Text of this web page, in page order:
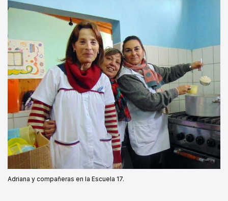
Adriana y compañeras en la Escuela 17.